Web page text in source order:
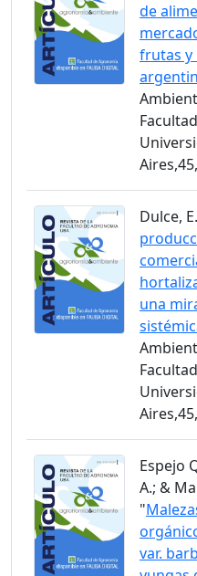
de
frutas y
Dulce,
una
Espejo
A.; &
"
var.